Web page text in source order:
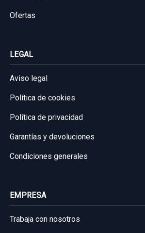
ELEVALUNAS TRASERO
661281
11,56 €
Ofertas
LEGAL
Aviso legal
Política de cookies
Política de privacidad
Garantías y devoluciones
Condiciones generales
EMPRESA
Trabaja con nosotros